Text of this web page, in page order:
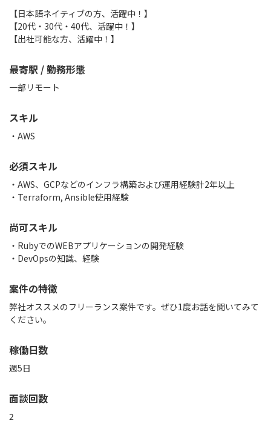
【日本語ネイティブの方、活躍中！】
【20代・30代・40代、活躍中！】
【出社可能な方、活躍中！】
最寄駅 / 勤務形態
一部リモート
スキル
AWS
必須スキル
・AWS、GCPなどのインフラ構築および運用経験計2年以上
・Terraform, Ansible使用経験
尚可スキル
・RubyでのWEBアプリケーションの開発経験
・DevOpsの知識、経験
案件の特徴
弊社オススメのフリーランス案件です。ぜひ1度お話を聞いてみて
ください。
稼働日数
週5日
面談回数
2